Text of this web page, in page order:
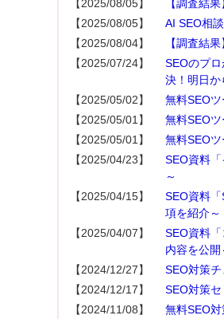
【2025/08/05】
【調査結
【2025/08/05】
AI SEO相
【2025/08/04】
【調査結
【2025/07/24】
SEOのプ
決！明日か
【2025/05/02】
無料SEO
【2025/05/01】
無料SEO
【2025/05/01】
無料SEO
【2025/04/23】
SEO資料
～
【2025/04/15】
SEO資料
項を紹介～
【2025/04/07】
SEO資料
内容を公開
【2024/12/27】
SEO対策
【2024/12/17】
SEO対策
【2024/11/08】
無料SEO